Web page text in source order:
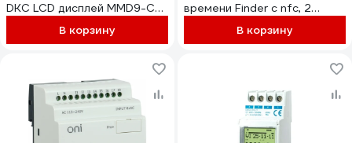
DKC LCD дисплей MMD9-C-
В корзину
времени Finder c nfc, 2
перекидых конт. 16а,
12A282300000
В корзину